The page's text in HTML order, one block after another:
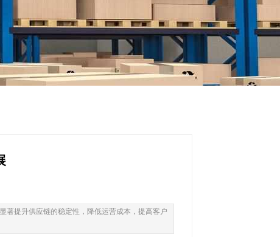
著提升供应链的稳定性，降低运营成本，提高客户